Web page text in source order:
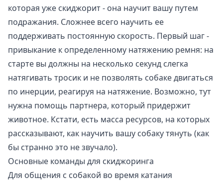
которая уже скиджорит - она научит вашу путем
подражания. Сложнее всего научить ее
поддерживать постоянную скорость. Первый шаг -
привыкание к определенному натяжению ремня: на
старте вы должны на несколько секунд слегка
натягивать тросик и не позволять собаке двигаться
по инерции, реагируя на натяжение. Возможно, тут
нужна помощь партнера, который придержит
животное. Кстати, есть масса ресурсов, на которых
рассказывают, как научить вашу собаку тянуть (как
бы странно это не звучало).
Основные команды для скиджоринга
Для общения с собакой во время катания